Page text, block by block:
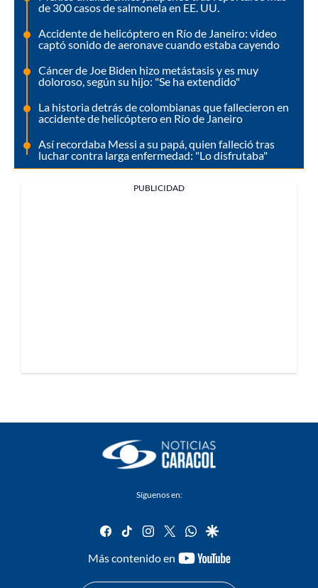
de 300 casos de salmonela en EE. UU.
Accidente de helicóptero en Río de Janeiro: video
captó sonido de aeronave cuando estaba cayendo
Cáncer de Joe Biden hizo metástasis y es muy
doloroso, según su hijo: "Se ha extendido"
La historia detrás de colombianas que fallecieron en
accidente de helicóptero en Río de Janeiro
Así recordaba Messi a su papá, quien falleció tras
luchar contra larga enfermedad: "Lo disfrutaba"
PUBLICIDAD
Síguenos en:
facebook
tiktok instagram
twitterwhatsapp
google
Más contenido en
youtube-